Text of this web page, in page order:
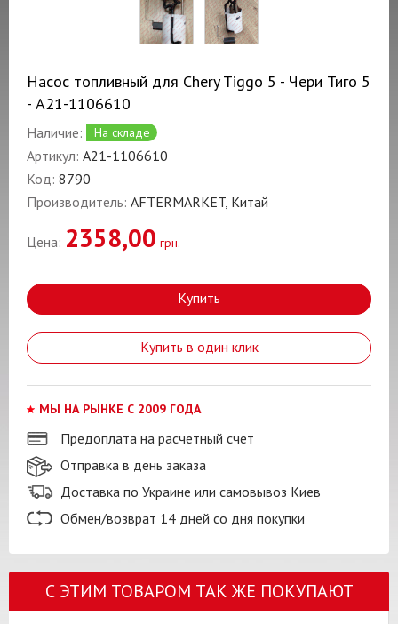
Насос топливный для Chery Tiggo 5 - Чери Тиго 5
- A21-1106610
Наличие: На складе
Артикул: A21-1106610
Код: 8790
Производитель: AFTERMARKET, Китай
Цена: 2358,00 грн.
Купить
Купить в один клик
МЫ НА РЫНКЕ С 2009 ГОДА
Предоплата на расчетный счет
Отправка в день заказа
Доставка по Украине или самовывоз Киев
Обмен/возврат 14 дней со дня покупки
С ЭТИМ ТОВАРОМ ТАК ЖЕ ПОКУПАЮТ